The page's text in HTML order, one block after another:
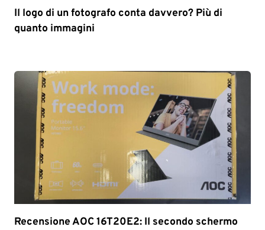
Il logo di un fotografo conta davvero? Più di
quanto immagini
Recensione AOC 16T20E2: Il secondo schermo